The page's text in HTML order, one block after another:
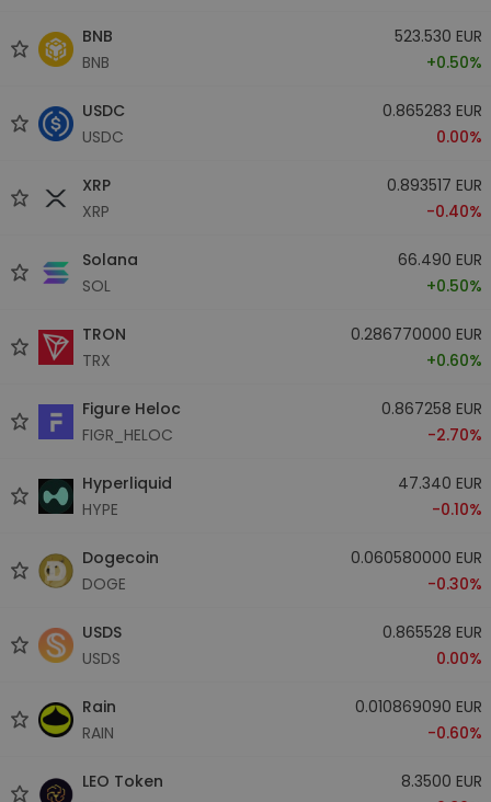
BNB
BNB
523.530 EUR
+0.50%
USDC
USDC
0.865283 EUR
0.00%
XRP
XRP
0.893517 EUR
-0.40%
Solana
SOL
66.490 EUR
+0.50%
TRON
TRX
0.286770000 EUR
+0.60%
Figure Heloc
FIGR_HELOC
0.867258 EUR
-2.70%
Hyperliquid
HYPE
47.340 EUR
-0.10%
Dogecoin
DOGE
0.060580000 EUR
-0.30%
USDS
USDS
0.865528 EUR
0.00%
Rain
RAIN
0.010869090 EUR
-0.60%
LEO Token
8.3500 EUR